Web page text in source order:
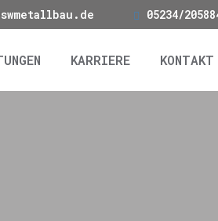
05234/
KARRIERE KONTAKT